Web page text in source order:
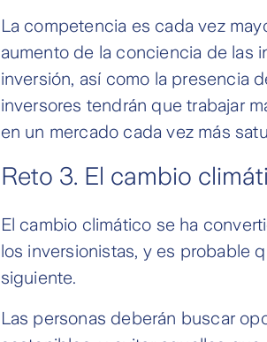
La competencia es cada vez
aumento de la conciencia de las
inversión, así como la presencia
inversores tendrán que trabajar
en un mercado cada vez más
Reto 3. El cambio
El cambio climático se ha
los inversionistas, y es probable
siguiente.
Las personas deberán buscar